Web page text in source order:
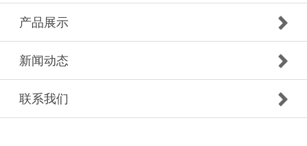
产品展示
新闻动态
联系我们